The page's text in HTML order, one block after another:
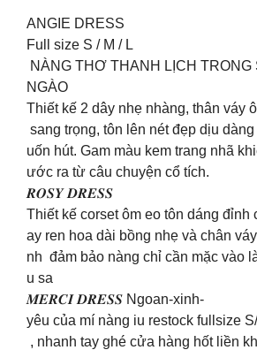
ANGIE DRESS
Full size S / M / L
NÀNG THƠ THANH LỊCH TRONG
NGÀO
Thiết kế 2 dây nhẹ nhàng, thân váy
sang trọng, tôn lên nét đẹp dịu
uốn hút. Gam màu kem trang nhã
ước ra từ câu chuyện cổ tích.
𝑹𝑶𝑺𝒀 𝑫𝑹𝑬𝑺𝑺
Thiết kế corset ôm eo tôn dáng đỉnh
ay ren hoa dài bồng nhẹ và chân
nh đảm bảo nàng chỉ cần mặc vào
u sa
𝑴𝑬𝑹𝑪𝑰 𝑫𝑹𝑬𝑺𝑺 Ngoan-xinh-
yêu của mí nàng iu restock fullsize
, nhanh tay ghé cửa hàng hốt liền